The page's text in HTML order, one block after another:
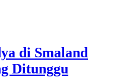
di Smaland
Ditunggu